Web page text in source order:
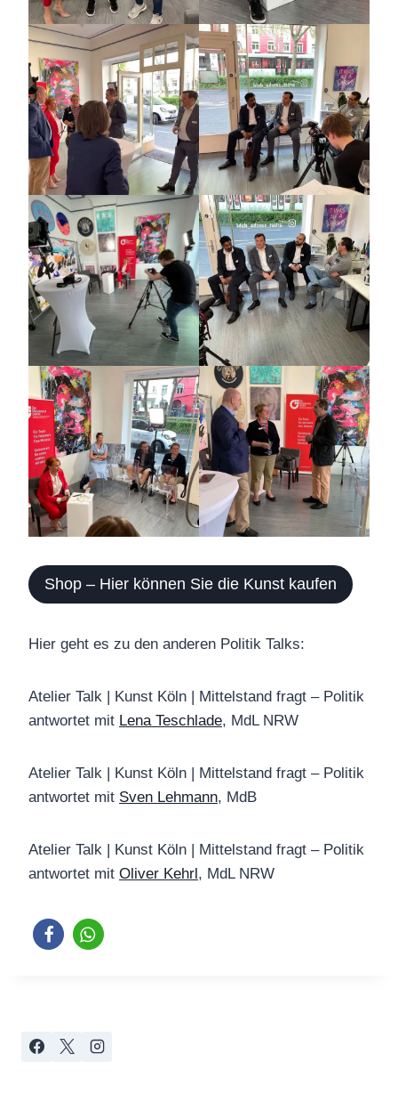
Shop – Hier können Sie die Kunst kaufen
Hier geht es zu den anderen Politik Talks:
Atelier Talk | Kunst Köln | Mittelstand fragt – Politik
antwortet mit Lena Teschlade, MdL NRW
Atelier Talk | Kunst Köln | Mittelstand fragt – Politik
antwortet mit Sven Lehmann, MdB
Atelier Talk | Kunst Köln | Mittelstand fragt – Politik
antwortet mit Oliver Kehrl, MdL NRW